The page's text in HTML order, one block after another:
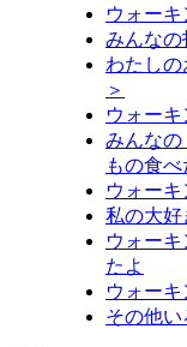
ウォー
みんなの
わたし
＞
ウォー
みんなの
もの食べ
ウォー
私の大好
ウォー
たよ
ウォー
その他